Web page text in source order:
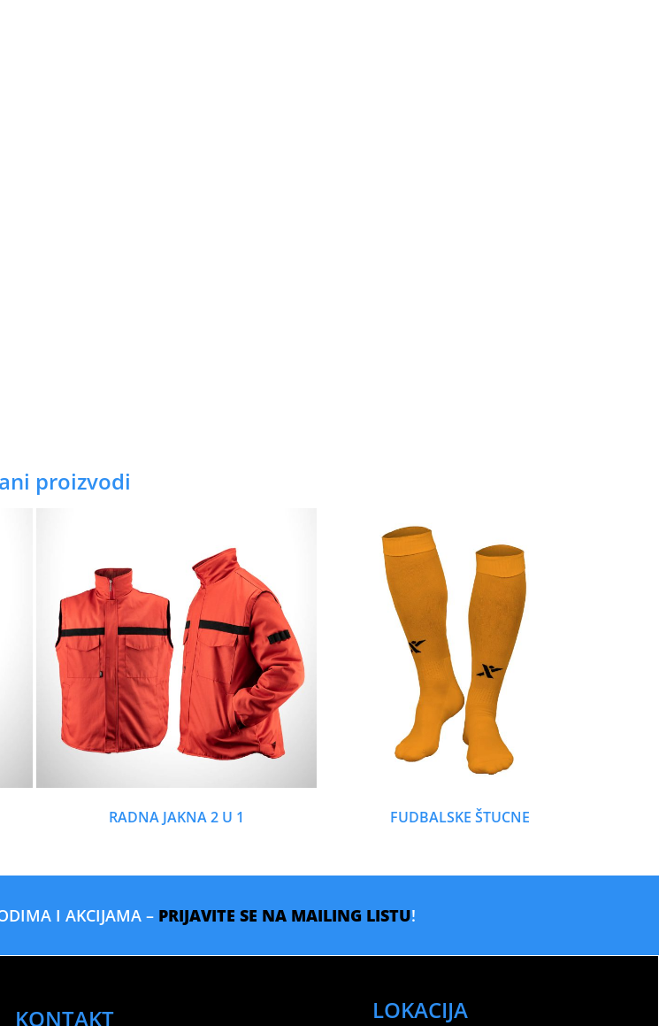
proizvodi
RADNA JAKNA 2 U 1 FUDBALSKE ŠTUCNE
I AKCIJAMA – PRIJAVITE SE NA MAILING LISTU!
KONTAKT LOKACIJA